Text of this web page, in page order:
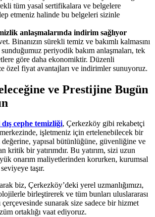
tüm yasal sertifikalara ve belgelere
etmeniz halinde bu belgeleri sizinle
anlaşmalarında indirim sağlıyor
Binanızın sürekli temiz ve bakımlı kalmasını
periyodik bakım anlaşmaları, tek
göre daha ekonomiktir. Düzenli
özel fiyat avantajları ve indirimler sunuyoruz.
ve Prestijine Bugün
dış cephe temizliği, Çerkezköy gibi rekabetçi
işletmeniz için ertelenebilecek bir
değerine, yapısal bütünlüğüne, güvenliğine ve
kritik bir yatırımdır. Bu yatırım, sizi uzun
onarım maliyetlerinden korurken, kurumsal
taşır.
biz, Çerkezköy’deki yerel uzmanlığımızı,
birleştirerek ve tüm bunları uluslararası
sunarak size sadece bir hizmet
ortaklığı vaat ediyoruz.